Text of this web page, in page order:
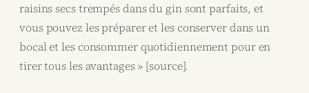
raisins secs trempés dans du gin sont parfaits, et
vous pouvez les préparer et les conserver dans un
bocal et les consommer quotidiennement pour en
tirer tous les avantages » [source].